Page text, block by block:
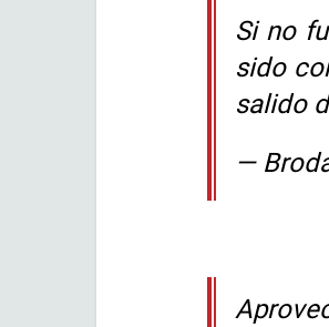
Si no
sido
salido
—